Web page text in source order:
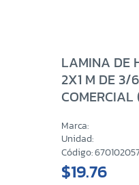
LAMINA DE
2X1 M DE 3/
Marca:
Unidad:
Código:
$19.76